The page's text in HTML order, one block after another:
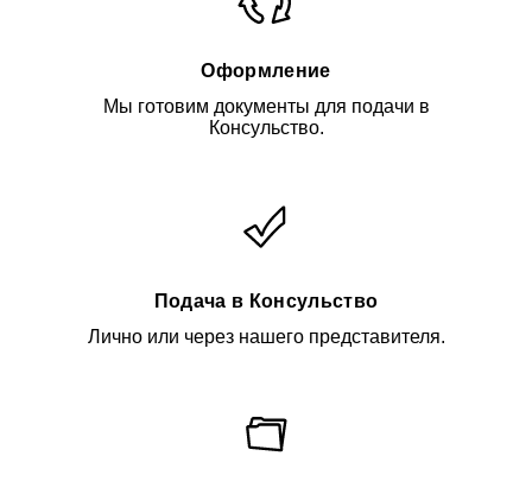
Оформление
Мы готовим документы для подачи в
Консульство.
Подача в Консульство
Лично или через нашего представителя.